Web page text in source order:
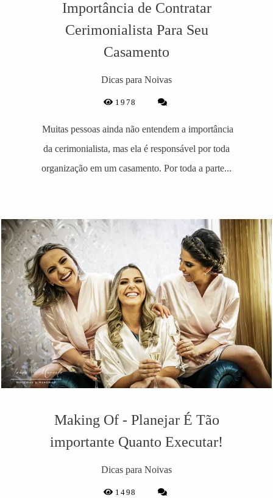
Importância de Contratar
Cerimonialista Para Seu
Casamento
Dicas para Noivas
1978
Muitas pessoas ainda não entendem a importância
da cerimonialista, mas ela é responsável por toda
organização em um casamento. Por toda a parte...
Making Of - Planejar É Tão
importante Quanto Executar!
Dicas para Noivas
1498